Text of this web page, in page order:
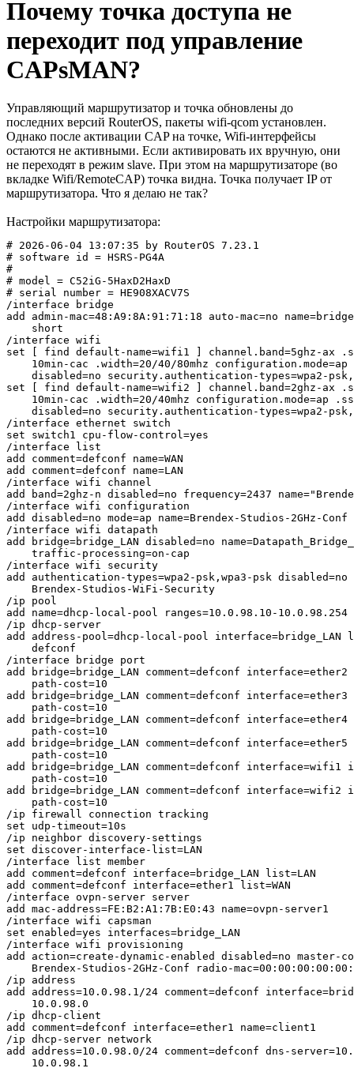
Почему точка доступа не
переходит под управление
CAPsMAN?
Управляющий маршрутизатор и точка обновлены до
последних версий RouterOS, пакеты wifi-qcom установлен.
Однако после активации CAP на точке, Wifi-интерфейсы
остаются не активными. Если активировать их вручную, они
не переходят в режим slave. При этом на маршрутизаторе (во
вкладке Wifi/RemoteCAP) точка видна. Точка получает IP от
маршрутизатора. Что я делаю не так?
Настройки маршрутизатора:
# 2026-06-04 13:07:35 by RouterOS 7.23.1
# software id = HSRS-PG4A
#
# model = C52iG-5HaxD2HaxD
# serial number = HE908XACV7S
/interface bridge
add admin-mac=48:A9:8A:91:71:18 auto-mac=no
    short
/interface wifi
set [ find default-name=wifi1 ] channel.band=5ghz-ax
10min-cac .width=20/40/80mhz configuration.mode=ap
disabled=no security.authentication-types=wpa2-
set [ find default-name=wifi2 ] channel.band=2ghz-ax
10min-cac .width=20/40mhz configuration.mode=ap
disabled=no security.authentication-types=wpa2-
/interface ethernet switch
set switch1 cpu-flow-control=yes
/interface list
add comment=defconf name=WAN
add comment=defconf name=LAN
/interface wifi channel
add band=2ghz-n disabled=no frequency=2437
/interface wifi configuration
add disabled=no mode=ap name=Brendex-Studios-2GHz-
/interface wifi datapath
add bridge=bridge_LAN disabled=no
    traffic-processing=on-cap
/interface wifi security
add authentication-types=wpa2-psk,wpa3-psk disabled=no
    Brendex-Studios-WiFi-Security
/ip pool
add name=dhcp-local-pool ranges=10.0.98.10-10.0.98.254
/ip dhcp-server
add address-pool=dhcp-local-pool interface=bridge_LAN
    defconf
/interface bridge port
add bridge=bridge_LAN comment=defconf
    path-cost=10
add bridge=bridge_LAN comment=defconf
    path-cost=10
add bridge=bridge_LAN comment=defconf
    path-cost=10
add bridge=bridge_LAN comment=defconf
    path-cost=10
add bridge=bridge_LAN comment=defconf
    path-cost=10
add bridge=bridge_LAN comment=defconf
    path-cost=10
/ip firewall connection tracking
set udp-timeout=10s
/ip neighbor discovery-settings
set discover-interface-list=LAN
/interface list member
add comment=defconf interface=bridge_LAN list=LAN
add comment=defconf interface=ether1 list=WAN
/interface ovpn-server server
add mac-address=FE:B2:A1:7B:E0:43 name=ovpn-server1
/interface wifi capsman
set enabled=yes interfaces=bridge_LAN
/interface wifi provisioning
add action=create-dynamic-enabled disabled=no master-
Brendex-Studios-2GHz-Conf radio-
/ip address
add address=10.0.98.1/24 comment=defconf
    10.0.98.0
/ip dhcp-client
add comment=defconf interface=ether1 name=client1
/ip dhcp-server network
add address=10.0.98.0/24 comment=defconf dns-
    10.0.98.1